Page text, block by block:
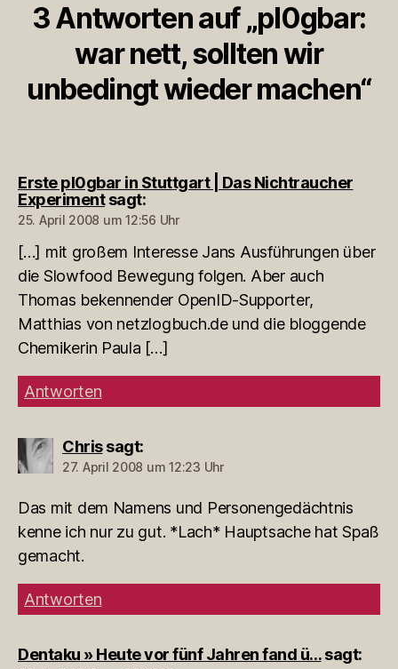
3 Antworten auf „pl0gbar:
war nett, sollten wir
unbedingt wieder machen“
Erste pl0gbar in Stuttgart | Das Nichtraucher
Experiment sagt:
25. April 2008 um 12:56 Uhr
[…] mit großem Interesse Jans Ausführungen über
die Slowfood Bewegung folgen. Aber auch
Thomas bekennender OpenID-Supporter,
Matthias von netzlogbuch.de und die bloggende
Chemikerin Paula […]
Antworten
Chris sagt:
27. April 2008 um 12:23 Uhr
Das mit dem Namens und Personengedächtnis
kenne ich nur zu gut. *Lach* Hauptsache hat Spaß
gemacht.
Antworten
Dentaku » Heute vor fünf Jahren fand ü… sagt: